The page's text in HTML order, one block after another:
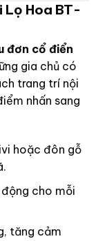
Lọ Hoa BT-
đơn cổ điển
gia chủ có
trang trí nội
nhấn sang
hoặc đôn gỗ
động cho mỗi
tăng cảm